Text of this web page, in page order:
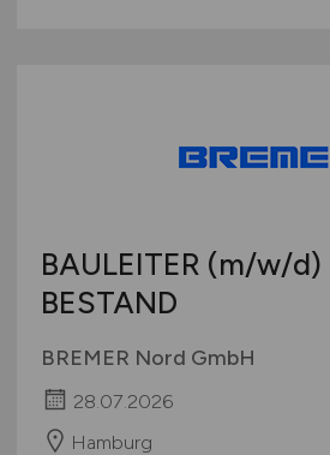
BAULEITER (m/w/d)
BESTAND
BREMER Nord GmbH
28.07.2026
Hamburg